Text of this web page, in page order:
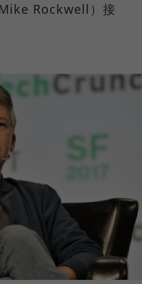
Rockwell）接